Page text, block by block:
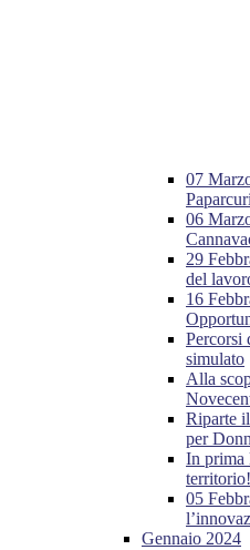
07
Paparcuri
06
29
del
16
Percorsi
simulato
Alla
Riparte
per
In prima
territorio!
05
Gennaio 2024